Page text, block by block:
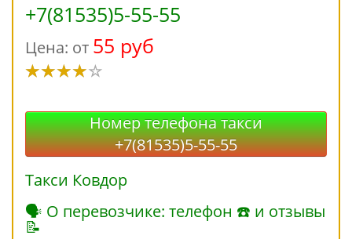
+7(81535)5-55-55
Цена: от 55 руб
Номер телефона такси
+7(81535)5-55-55
Такси Ковдор
🗣 О перевозчике: телефон ☎ и отзывы
📝